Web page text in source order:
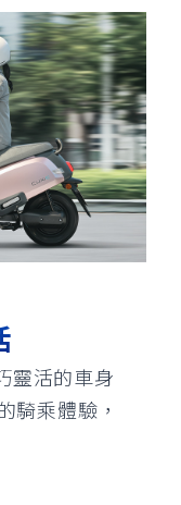
靈活的車身
騎乘體驗，